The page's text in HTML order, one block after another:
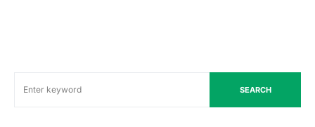
SEARCH